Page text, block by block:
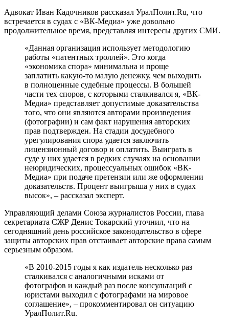
Адвокат Иван Кадочников рассказал УралПолит.Ru, что
встречается в судах с «ВК-Медиа» уже довольно
продолжительное время, представляя интересы других СМИ.
«Данная организация использует методологию
работы «патентных троллей». Это когда
«экономика спора» минимальна и проще
заплатить какую-то малую денежку, чем выходить
в полноценные судебные процессы. В большей
части тех споров, с которыми сталкивался я, «ВК-
Медиа» представляет допустимые доказательства
того, что они являются авторами произведения
(фотографии) и сам факт нарушения авторских
прав подтвержден. На стадии досудебного
урегулирования спора удается заключить
лицензионный договор и оплатить. Выиграть в
суде у них удается в редких случаях на основании
неюридических, процессуальных ошибок «ВК-
Медиа» при подаче претензии или же оформлении
доказательств. Процент выигрыша у них в судах
высок», – рассказал эксперт.
Управляющий делами Союза журналистов России, глава
секретариата СЖР Денис Токарский уточнил, что на
сегодняшний день российское законодательство в сфере
защиты авторских прав отстаивает авторские права самым
серьезным образом.
«В 2010-2015 годы я как издатель несколько раз
сталкивался с аналогичными исками от
фотографов и каждый раз после консультаций с
юристами выходил с фотографами на мировое
соглашение», – прокомментировал он ситуацию
УралПолит.Ru.